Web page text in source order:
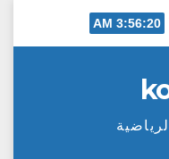
3:56:21 AM